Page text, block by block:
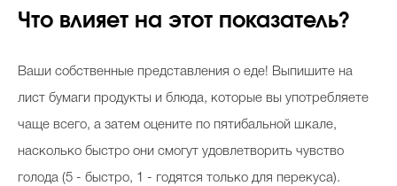
Что влияет на этот показатель?
Ваши собственные представления о еде! Выпишите на
лист бумаги продукты и блюда, которые вы употребляете
чаще всего, а затем оцените по пятибальной шкале,
насколько быстро они смогут удовлетворить чувство
голода (5 - быстро, 1 - годятся только для перекуса).